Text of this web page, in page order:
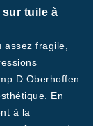
sur tuile à
fragile,
D Oberhoffen
En
à la